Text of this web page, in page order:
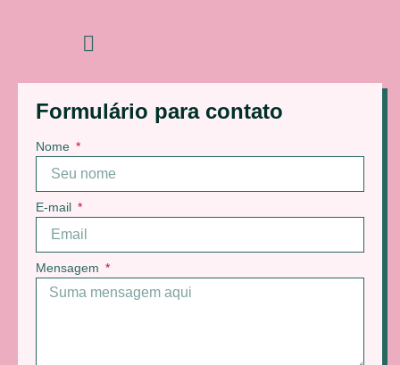
Formulário para contato
Nome
E-mail
Mensagem